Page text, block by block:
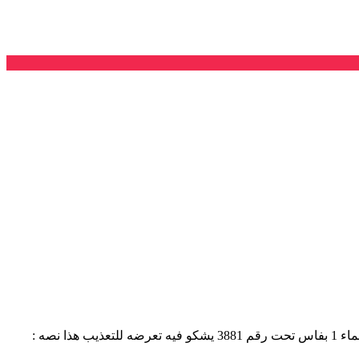
توصلت اللجنة المشتركة للدفاع عن المعتقلين الإسلاميين عن طريق العوائل ببيان من المعتقل الإسلامي رشيد السوسي القابع بسجن رأس الماء 1 بفاس تحت رقم 3881 يشكو فيه تعرضه للتعذيب هذا نصه :